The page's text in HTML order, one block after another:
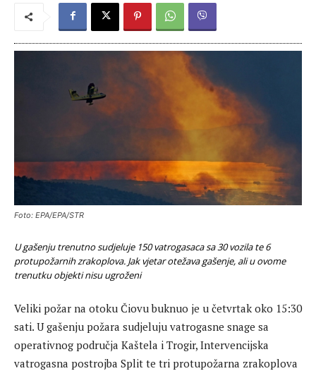
Foto: EPA/EPA/STR
U gašenju trenutno sudjeluje 150 vatrogasaca sa 30 vozila te 6
protupožarnih zrakoplova. Jak vjetar otežava gašenje, ali u ovome
trenutku objekti nisu ugroženi
Veliki požar na otoku Čiovu buknuo je u četvrtak oko 15:30
sati. U gašenju požara sudjeluju vatrogasne snage sa
operativnog područja Kaštela i Trogir, Intervencijska
vatrogasna postrojba Split te tri protupožarna zrakoplova